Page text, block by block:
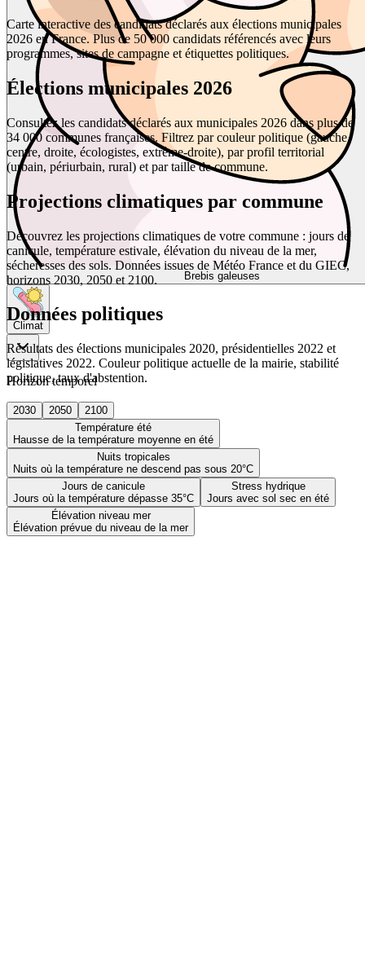
Brebis galeuses
Climat
Horizon temporel
2030 2050
2100
Température été
Hausse de la température moyenne en été
Nuits tropicales
Nuits où la température ne descend pas sous 20°C
Jours de canicule
Jours où la température dépasse 35°C
Stress hydrique
Jours avec sol sec en été
Élévation niveau mer
Élévation prévue du niveau de la mer
Carte interactive des candidats déclarés aux élections municipales
2026 en France. Plus de 50 000 candidats référencés avec leurs
programmes, sites de campagne et étiquettes politiques.
Élections municipales 2026
Consultez les candidats déclarés aux municipales 2026 dans plus de
34 000 communes françaises. Filtrez par couleur politique (gauche,
centre, droite, écologistes, extrême-droite), par profil territorial
(urbain, périurbain, rural) et par taille de commune.
Projections climatiques par commune
Découvrez les projections climatiques de votre commune : jours de
canicule, température estivale, élévation du niveau de la mer,
sécheresses des sols. Données issues de Météo France et du GIEC,
horizons 2030, 2050 et 2100.
Données politiques
Résultats des élections municipales 2020, présidentielles 2022 et
législatives 2022. Couleur politique actuelle de la mairie, stabilité
politique, taux d'abstention.